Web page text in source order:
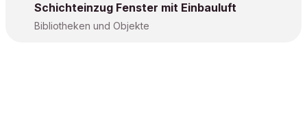
Schichteinzug Fenster mit Einbauluft
Bibliotheken und Objekte